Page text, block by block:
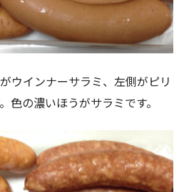
ウインナーサラミ、左側がピリ
色の濃いほうがサラミです。